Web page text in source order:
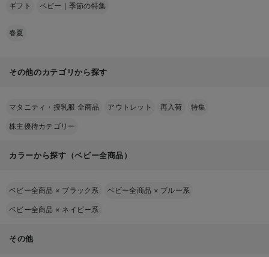
ギフト ベビー｜季節の特集
春夏
その他のカテゴリから探す
マタニティ・授乳服 全商品 アウトレット 再入荷 特集
株主優待カテゴリー
カラーから探す（ベビー全商品）
ベビー全商品 × ブラック系 ベビー全商品 × ブルー系
ベビー全商品 × ネイビー系
その他